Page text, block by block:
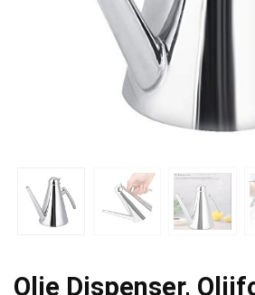
Olie Dispenser,